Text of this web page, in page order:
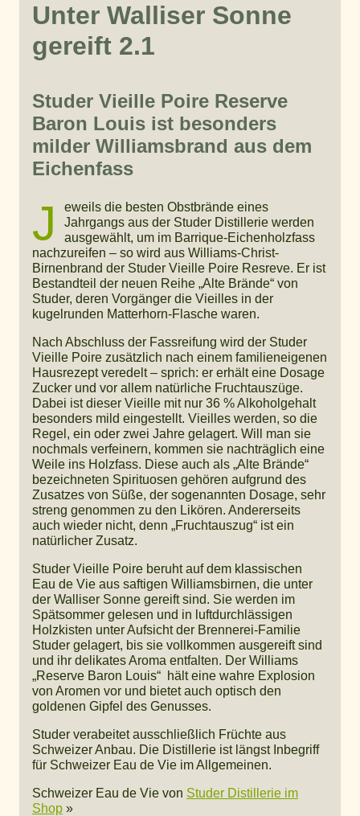
Unter Walliser Sonne
gereift 2.1
Studer Vieille Poire Reserve
Baron Louis ist besonders
milder Williamsbrand aus dem
Eichenfass
J
eweils die besten Obstbrände eines
Jahrgangs aus der Studer Distillerie werden
ausgewählt, um im Barrique-Eichenholzfass
nachzureifen – so wird aus Williams-Christ-
Birnenbrand der Studer Vieille Poire Resreve. Er ist
Bestandteil der neuen Reihe „Alte Brände“ von
Studer, deren Vorgänger die Vieilles in der
kugelrunden Matterhorn-Flasche waren.
Nach Abschluss der Fassreifung wird der Studer
Vieille Poire zusätzlich nach einem familieneigenen
Hausrezept veredelt – sprich: er erhält eine Dosage
Zucker und vor allem natürliche Fruchtauszüge.
Dabei ist dieser Vieille mit nur 36 % Alkoholgehalt
besonders mild eingestellt. Vieilles werden, so die
Regel, ein oder zwei Jahre gelagert. Will man sie
nochmals verfeinern, kommen sie nachträglich eine
Weile ins Holzfass. Diese auch als „Alte Brände“
bezeichneten Spirituosen gehören aufgrund des
Zusatzes von Süße, der sogenannten Dosage, sehr
streng genommen zu den Likören. Andererseits
auch wieder nicht, denn „Fruchtauszug“ ist ein
natürlicher Zusatz.
Studer Vieille Poire beruht auf dem klassischen
Eau de Vie aus saftigen Williamsbirnen, die unter
der Walliser Sonne gereift sind. Sie werden im
Spätsommer gelesen und in luftdurchlässigen
Holzkisten unter Aufsicht der Brennerei-Familie
Studer gelagert, bis sie vollkommen ausgereift sind
und ihr delikates Aroma entfalten. Der Williams
„Reserve Baron Louis“ hält eine wahre Explosion
von Aromen vor und bietet auch optisch den
goldenen Gipfel des Genusses.
Studer verabeitet ausschließlich Früchte aus
Schweizer Anbau. Die Distillerie ist längst Inbegriff
für Schweizer Eau de Vie im Allgemeinen.
Schweizer Eau de Vie von Studer Distillerie im
Shop »